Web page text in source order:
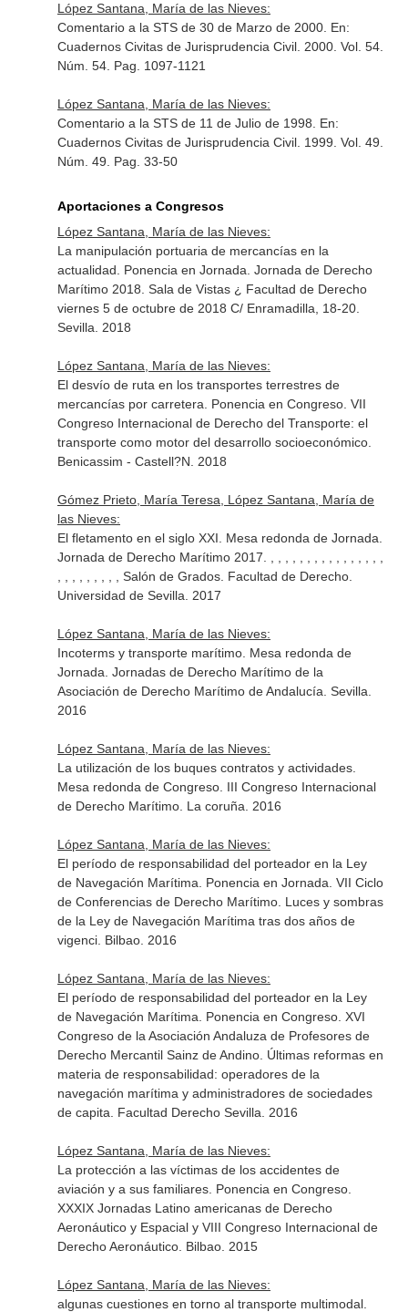
López Santana, María de las Nieves:
Comentario a la STS de 30 de Marzo de 2000. En:
Cuadernos Civitas de Jurisprudencia Civil. 2000. Vol. 54.
Núm. 54. Pag. 1097-1121
López Santana, María de las Nieves:
Comentario a la STS de 11 de Julio de 1998. En:
Cuadernos Civitas de Jurisprudencia Civil. 1999. Vol. 49.
Núm. 49. Pag. 33-50
Aportaciones a Congresos
López Santana, María de las Nieves:
La manipulación portuaria de mercancías en la
actualidad. Ponencia en Jornada. Jornada de Derecho
Marítimo 2018. Sala de Vistas ¿ Facultad de Derecho
viernes 5 de octubre de 2018 C/ Enramadilla, 18-20.
Sevilla. 2018
López Santana, María de las Nieves:
El desvío de ruta en los transportes terrestres de
mercancías por carretera. Ponencia en Congreso. VII
Congreso Internacional de Derecho del Transporte: el
transporte como motor del desarrollo socioeconómico.
Benicassim - Castell?N. 2018
Gómez Prieto, María Teresa, López Santana, María de
las Nieves:
El fletamento en el siglo XXI. Mesa redonda de Jornada.
Jornada de Derecho Marítimo 2017. , , , , , , , , , , , , , , , ,
, , , , , , , , , Salón de Grados. Facultad de Derecho.
Universidad de Sevilla. 2017
López Santana, María de las Nieves:
Incoterms y transporte marítimo. Mesa redonda de
Jornada. Jornadas de Derecho Marítimo de la
Asociación de Derecho Marítimo de Andalucía. Sevilla.
2016
López Santana, María de las Nieves:
La utilización de los buques contratos y actividades.
Mesa redonda de Congreso. III Congreso Internacional
de Derecho Marítimo. La coruña. 2016
López Santana, María de las Nieves:
El período de responsabilidad del porteador en la Ley
de Navegación Marítima. Ponencia en Jornada. VII Ciclo
de Conferencias de Derecho Marítimo. Luces y sombras
de la Ley de Navegación Marítima tras dos años de
vigenci. Bilbao. 2016
López Santana, María de las Nieves:
El período de responsabilidad del porteador en la Ley
de Navegación Marítima. Ponencia en Congreso. XVI
Congreso de la Asociación Andaluza de Profesores de
Derecho Mercantil Sainz de Andino. Últimas reformas en
materia de responsabilidad: operadores de la
navegación marítima y administradores de sociedades
de capita. Facultad Derecho Sevilla. 2016
López Santana, María de las Nieves:
La protección a las víctimas de los accidentes de
aviación y a sus familiares. Ponencia en Congreso.
XXXIX Jornadas Latino americanas de Derecho
Aeronáutico y Espacial y VIII Congreso Internacional de
Derecho Aeronáutico. Bilbao. 2015
López Santana, María de las Nieves:
algunas cuestiones en torno al transporte multimodal.